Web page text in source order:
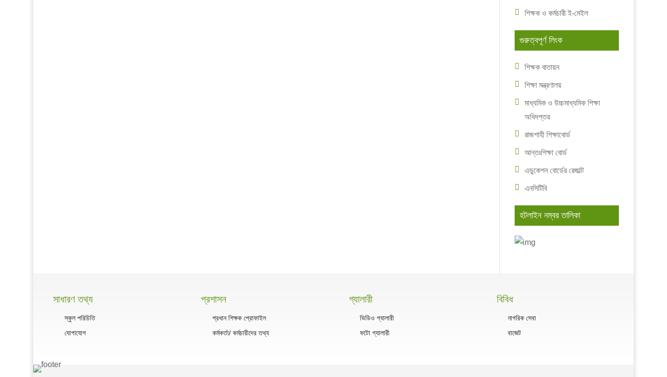
শিক্ষক ও কর্মচারী ই-মেইল
গুরুত্বপূর্ণ লিংক
শিক্ষক বাতায়ন
শিক্ষা মন্ত্রণালয়
মাধ্যমিক ও উচ্চমাধ্যমিক শিক্ষা
অধিদপ্তর
রাজশাহী শিক্ষাবোর্ড
আন্তঃশিক্ষা বোর্ড
এডুকেশন বোর্ডের রেজাল্ট
এনসিটিবি
হটলাইন নম্বর তালিকা
সাধারণ তথ্য
স্কুল পরিচিতি
যোগাযোগ
প্রশাসন
প্রধান শিক্ষক প্রোফাইল
কর্মকর্তা/ কর্মচারীদের তথ্য
গ্যালারী
ভিডিও গ্যালারী
ফটো গ্যালারী
বিবিধ
নাগরিক সেবা
বাজেট